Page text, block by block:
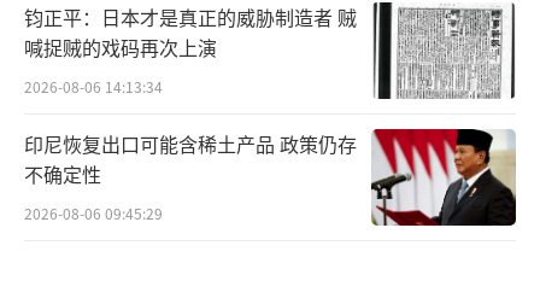
钧正平：日本才是真正的威胁制造者 贼
喊捉贼的戏码再次上演
2026-08-06 14:13:34
印尼恢复出口可能含稀土产品 政策仍存
不确定性
2026-08-06 09:45:29